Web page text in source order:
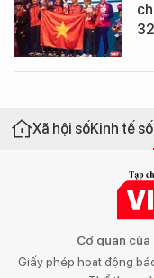
32
Xã hội sốKinh tế số
Cơ quan
Giấy phép hoạt động